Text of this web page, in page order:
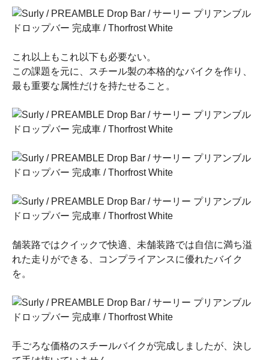
これ以上もこれ以下も必要ない。
この課題を元に、スチール製の本格的なバイクを作り、
最も重要な属性だけを持たせること。
舗装路ではクイックで快適、未舗装路では自信に満ち溢
れた走りができる、コンプライアンスに優れたバイク
を。
手ごろな価格のスチールバイクが完成しましたが、決し